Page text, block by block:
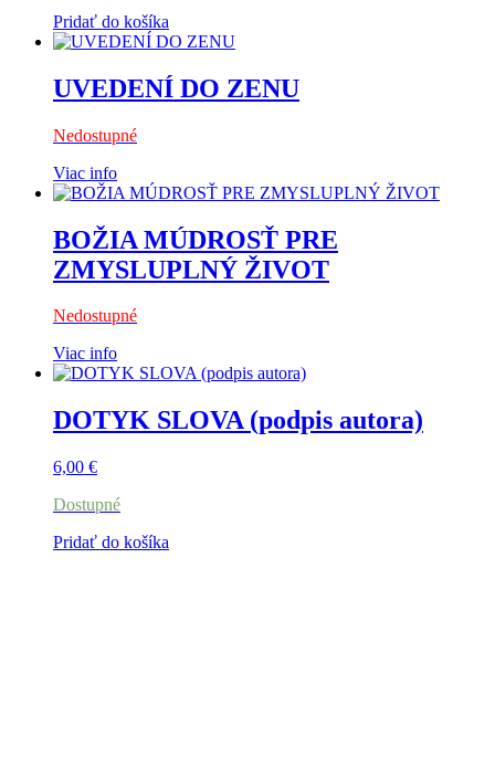
Pridať do košíka
UVEDENÍ DO ZENU
Nedostupné
Viac info
BOŽIA MÚDROSŤ PRE
ZMYSLUPLNÝ ŽIVOT
Nedostupné
Viac info
DOTYK SLOVA (podpis autora)
6,00 €
Dostupné
Pridať do košíka